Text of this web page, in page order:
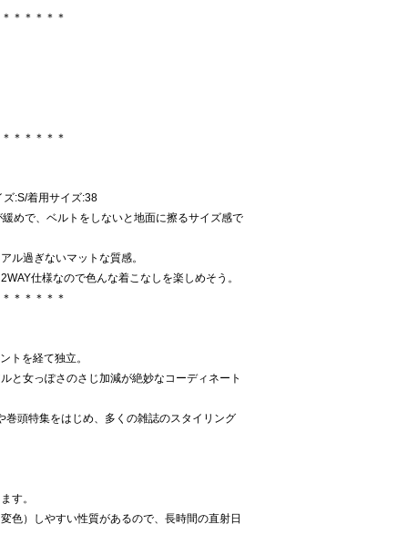
＊＊＊＊＊
＊＊＊＊＊
:S/着用サイズ:38
めで、ベルトをしないと地面に擦るサイズ感で
ル過ぎないマットな質感。
仕様なので色んな着こなしを楽しめそう。
＊＊＊＊＊
トを経て独立。
と女っぽさのさじ加減が絶妙なコーディネート
巻頭特集をはじめ、多くの雑誌のスタイリング
す。
色）しやすい性質があるので、長時間の直射日